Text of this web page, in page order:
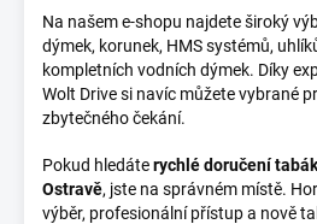
Na našem e-shopu najdete široký
dýmek, korunek, HMS systémů,
kompletních vodních dýmek. Díky
Wolt Drive si navíc můžete vybrané
zbytečného čekání.
Pokud hledáterychlé doručení
Ostravě, jste na správném místě.
výběr, profesionální přístup a nově